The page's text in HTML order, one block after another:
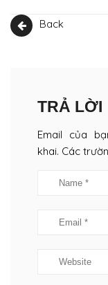
Back
TRẢ LỜI
Email của
khai. Các